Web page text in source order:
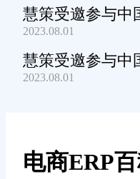
慧策受邀参与中
产品及服务能力
2023.08.01
慧策受邀参与中
产品及服务能力
2023.08.01
电商ERP